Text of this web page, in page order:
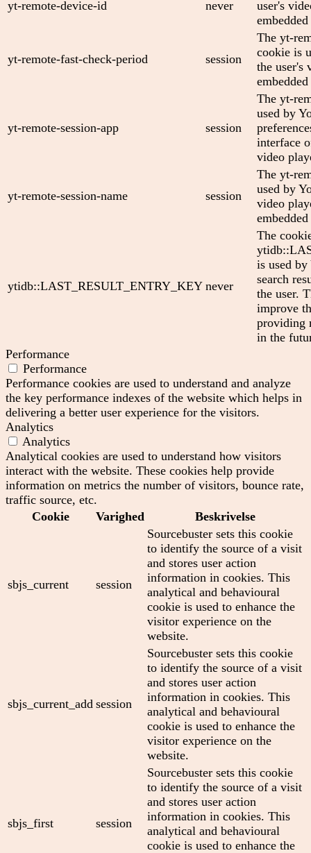
yt-remote-device-id never
user's
yt-remote-fast-check-period session
The yt-
cookie is
the user's
yt-remote-session-app session
The yt-
used by
interface
video
yt-remote-session-name session
The yt-
used by
video
ytidb::LAST_RESULT_ENTRY_KEY never
The
is used by
search
the user.
improve
providing
in the
Performance
Performance
Performance cookies are used to understand and analyze
the key performance indexes of the website which helps in
delivering a better user experience for the visitors.
Analytics
Analytics
Analytical cookies are used to understand how visitors
interact with the website. These cookies help provide
information on metrics the number of visitors, bounce rate,
traffic source, etc.
Cookie
Varighed Beskrivelse
sbjs_current session
Sourcebuster sets this cookie
to identify the source of a visit
and stores user action
information in cookies. This
analytical and behavioural
cookie is used to enhance the
visitor experience on the
website.
sbjs_current_add session
Sourcebuster sets this cookie
to identify the source of a visit
and stores user action
information in cookies. This
analytical and behavioural
cookie is used to enhance the
visitor experience on the
website.
sbjs_first session
Sourcebuster sets this cookie
to identify the source of a visit
and stores user action
information in cookies. This
analytical and behavioural
cookie is used to enhance the